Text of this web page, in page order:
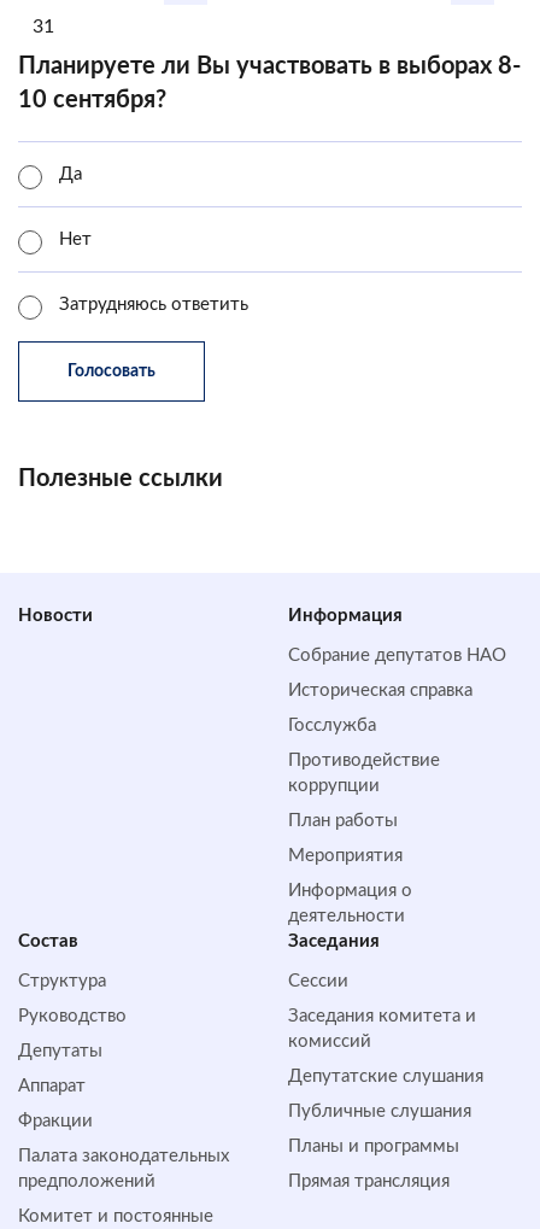
31
Планируете ли Вы участвовать в выборах 8-
10 сентября?
Да
Нет
Затрудняюсь ответить
Полезные ссылки
Новости Информация
Собрание депутатов НАО
Историческая справка
Госслужба
Противодействие
коррупции
План работы
Мероприятия
Информация о
деятельности
Состав
Структура
Руководство
Депутаты
Аппарат
Фракции
Палата законодательных
предположений
Комитет и постоянные
Заседания
Сессии
Заседания комитета и
комиссий
Депутатские слушания
Публичные слушания
Планы и программы
Прямая трансляция